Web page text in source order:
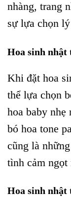
nhàng, trang
sự lựa chọn
Hoa sinh nhật
Khi đặt hoa
thể lựa chọn
hoa baby nhẹ
bó hoa tone
cũng là
tình cảm ngọt
Hoa sinh nhật